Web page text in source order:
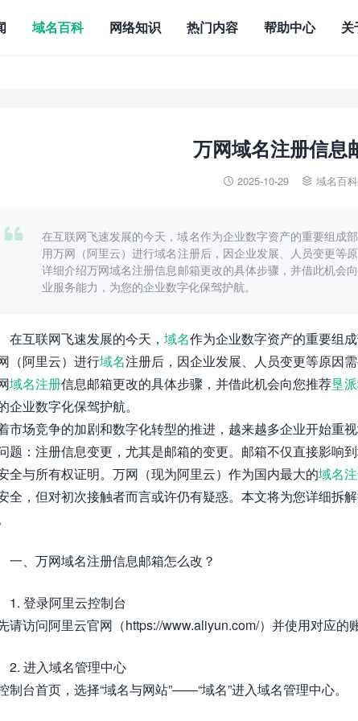
域名百科 网络知识 热门内容 帮助中心 关
万网域名注册信息
 2025-10-29  域名百科

在互联网飞速发展的今天，域名作为企业数字资产的重要组成
用万网（阿里云）进行域名注册后，因企业发展、人员变更等
详细介绍万网域名注册信息邮箱更改的具体步骤，并借此机会
业服务能力，为您的企业数字化保驾护航。
在互联网飞速发展的今天， 域名作为企业数字资产的重要组
（阿里云）进行域名注册后，因企业发展、人员变更等原因
域名注册信息邮箱更改的具体步骤，并借此机会向您推荐垦
企业数字化保驾护航。
市场竞争的加剧和数字化转型的推进，越来越多企业开始重
题：注册信息变更，尤其是邮箱的变更。邮箱不仅直接影响
全与所有权证明。万网（现为阿里云）作为国内最大的域名
全，但对初次接触者而言或许仍有疑惑。本文将为您详细拆
一、万网域名注册信息邮箱怎么改？
1. 登录阿里云控制台
请访问阿里云官网（https://www.aliyun.com/）并使用对应的
2. 进入域名管理中心
制台首页，选择“域名与网站”——“域名”进入域名管理中心。